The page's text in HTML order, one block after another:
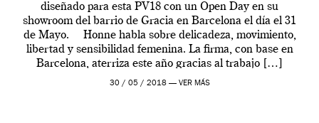
diseñado para esta PV18 con un Open Day en su
showroom del barrio de Gracia en Barcelona el día el 31
de Mayo. Honne habla sobre delicadeza, movimiento,
libertad y sensibilidad femenina. La firma, con base en
Barcelona, aterriza este año gracias al trabajo […]
30 / 05 / 2018 — VER MÁS